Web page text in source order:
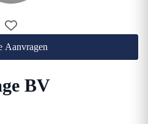
Aanvragen
BV